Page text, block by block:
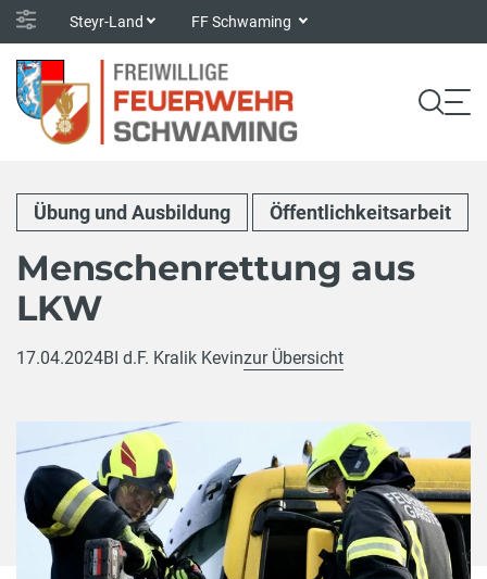
Steyr-Land FF Schwaming
Übung und Ausbildung Öffentlichkeitsarbeit
Menschenrettung aus
LKW
17.04.2024BI d.F. Kralik Kevinzur Übersicht